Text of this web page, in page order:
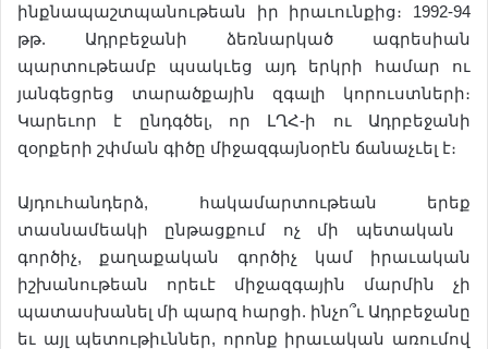
ինքնապաշտպանութեան իր իրաւունքից։ 1992-94
թթ. Ադրբեջանի ձեռնարկած ագրեսիան
պարտութեամբ պսակւեց այդ երկրի համար ու
յանգեցրեց տարածքային զգալի կորուստների։
Կարեւոր է ընդգծել, որ ԼՂՀ-ի ու Ադրբեջանի
զօրքերի շփման գիծը միջազգայնօրէն ճանաչւել է։
Այդուհանդերձ, հակամարտութեան երեք
տասնամեակի ընթացքում ոչ մի պետական ​​
գործիչ, քաղաքական գործիչ կամ իրաւական
իշխանութեան որեւէ միջազգային մարմին չի
պատասխանել մի պարզ հարցի. ինչո՞ւ Ադրբեջանը
եւ այլ պետութիւններ, որոնք իրաւական առումով